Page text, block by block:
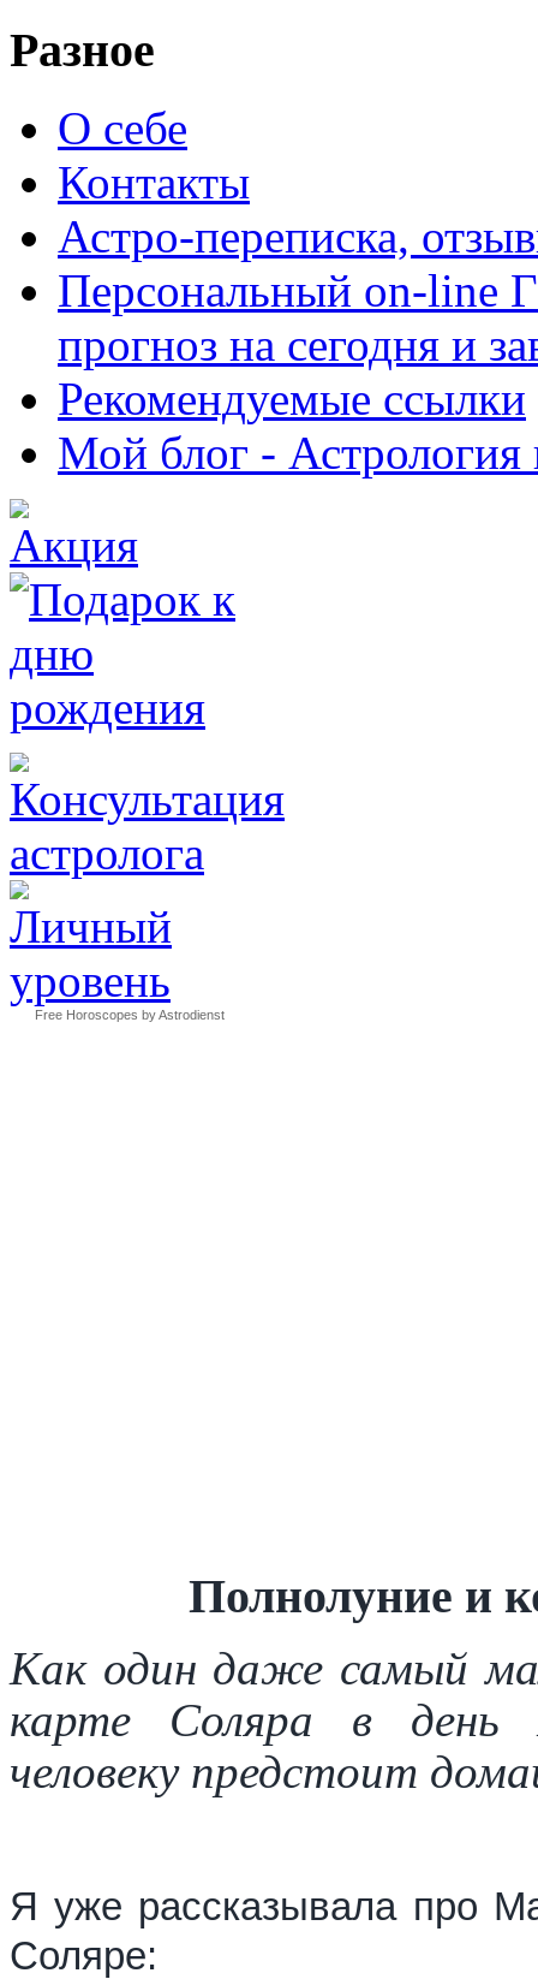
Разное
О себе
Контакты
Астро-переписка,
Персональный on-
прогноз на сегодня и
Рекомендуемые ссылки
Мой блог - Астрология
Free Horoscopes by Astrodienst
Полнолуние и
Как один даже самый
карте Соляра в день
человеку предстоит
Я уже рассказывала про
Соляре: